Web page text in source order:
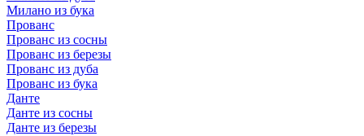
Милано из бука
Прованс
Прованс из сосны
Прованс из березы
Прованс из дуба
Прованс из бука
Данте
Данте из сосны
Данте из березы